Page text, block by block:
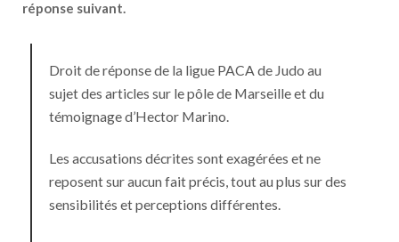
réponse suivant.
Droit de réponse de la ligue PACA de Judo au
sujet des articles sur le pôle de Marseille et du
témoignage d’Hector Marino.
Les accusations décrites sont exagérées et ne
reposent sur aucun fait précis, tout au plus sur des
sensibilités et perceptions différentes.